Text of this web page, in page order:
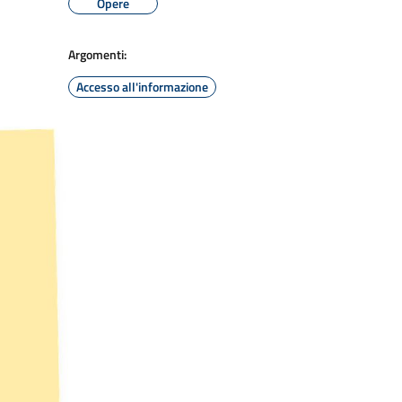
Argomenti:
Accesso all'informazione